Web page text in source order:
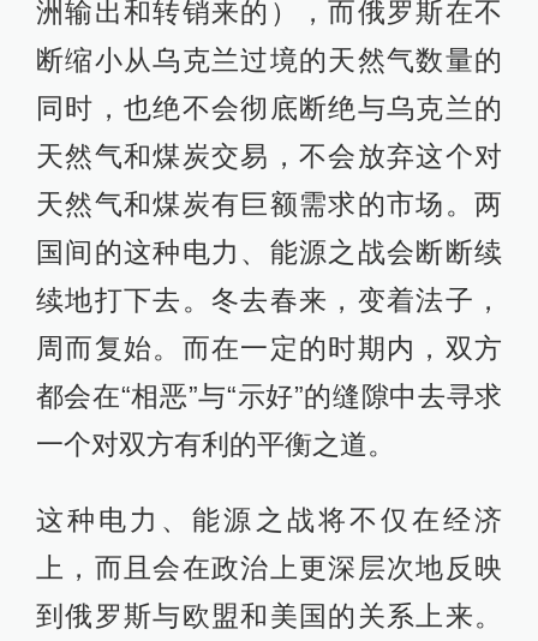
洲输出和转销来的），而俄罗斯在不
断缩小从乌克兰过境的天然气数量的
同时，也绝不会彻底断绝与乌克兰的
天然气和煤炭交易，不会放弃这个对
天然气和煤炭有巨额需求的市场。两
国间的这种电力、能源之战会断断续
续地打下去。冬去春来，变着法子，
周而复始。而在一定的时期内，双方
都会在“相恶”与“示好”的缝隙中去寻求
一个对双方有利的平衡之道。
这种电力、能源之战将不仅在经济
上，而且会在政治上更深层次地反映
到俄罗斯与欧盟和美国的关系上来。